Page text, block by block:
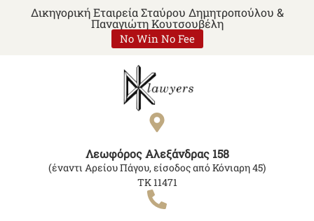
Δικηγορική Εταιρεία Σταύρου Δημητροπούλου &
Παναγιώτη Κουτσουβέλη
No Win No Fee
Λεωφόρος Αλεξάνδρας 158
(έναντι Αρείου Πάγου, είσοδος από Κόνιαρη 45)
ΤΚ 11471